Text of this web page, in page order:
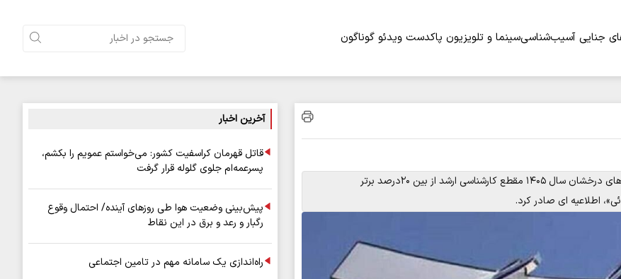
جنایی آسیب‌شناسیسینما و تلویزیون پاکدست ویدئو گوناگون
دانشگاه فرهنگیان در خصوص فرآیند جذب و پذیرش بدون آزمون استعدادهای درخشان سال ۱۴۰۵ مقطع کارشناسی ارشد از بین ۲۰درصد برتر
اطلاعیه ای صادر کرد.
آخرین اخبار
قاتل قهرمان کراسفیت کشور: می‌خواستم عمویم را بکشم،
پسرعمه‌ام جلوی گلوله قرار گرفت
پیش‌بینی وضعیت هوا طی روزهای آینده/ احتمال وقوع
رگبار و رعد و برق در این نقاط
راه‌اندازی یک سامانه مهم در تامین اجتماعی